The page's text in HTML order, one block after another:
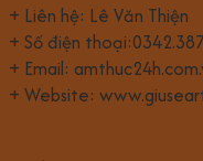
+ Liên hệ: Lê Văn Thiện
+ Số điện
+ Email:
+ Website: